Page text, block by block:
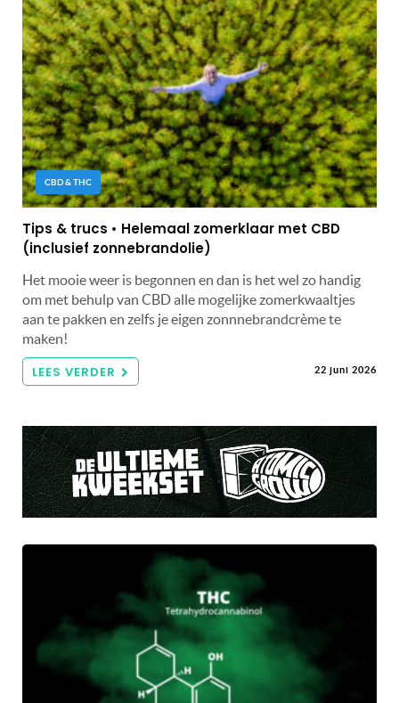
CBD & THC
Tips & trucs • Helemaal zomerklaar met CBD
(inclusief zonnebrandolie)
Het mooie weer is begonnen en dan is het wel zo handig
om met behulp van CBD alle mogelijke zomerkwaaltjes
aan te pakken en zelfs je eigen zonnnebrandcrème te
maken!
LEES VERDER 22 juni 2026